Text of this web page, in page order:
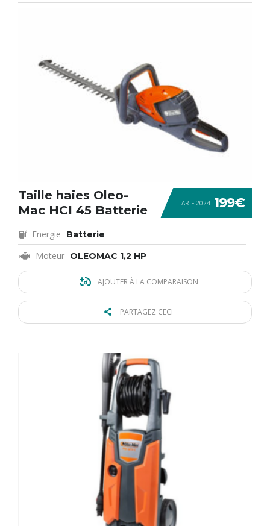
TARIF 2024 199€
Taille haies Oleo-
Mac HCI 45 Batterie
Energie Batterie
Moteur OLEOMAC 1,2 HP
AJOUTER À LA COMPARAISON
PARTAGEZ CECI